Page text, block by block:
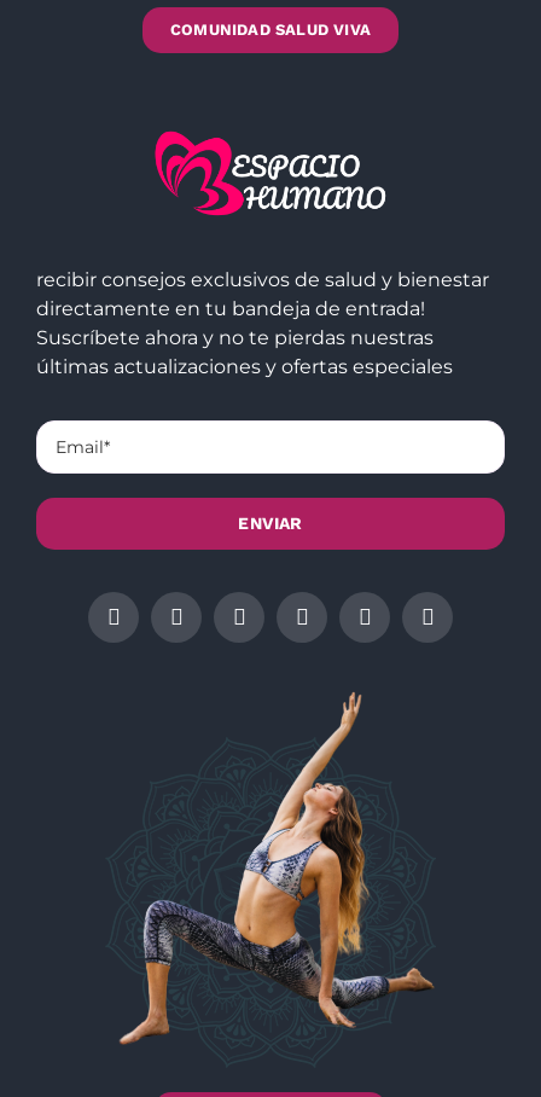
COMUNIDAD SALUD VIVA
recibir consejos exclusivos de salud y bienestar
directamente en tu bandeja de entrada!
Suscríbete ahora y no te pierdas nuestras
últimas actualizaciones y ofertas especiales